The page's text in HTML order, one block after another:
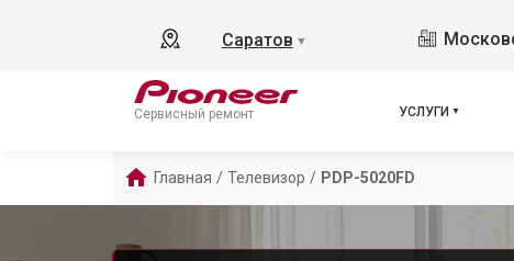
Саратов ▼
Сервисный ремонт УСЛУГИ
Главная / Телевизор / PDP-5020FD